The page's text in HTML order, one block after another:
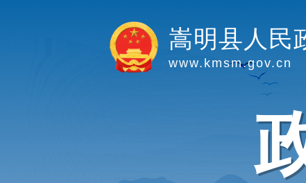
嵩明县人民
www.kmsm.gov.cn